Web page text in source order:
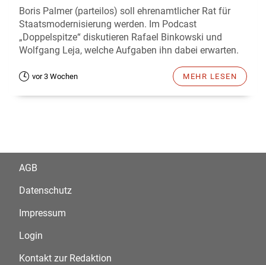
Boris Palmer (parteilos) soll ehrenamtlicher Rat für
Staatsmodernisierung werden. Im Podcast
„Doppelspitze“ diskutieren Rafael Binkowski und
Wolfgang Leja, welche Aufgaben ihn dabei erwarten.
vor 3 Wochen MEHR LESEN
AGB
Datenschutz
Impressum
Login
Kontakt zur Redaktion